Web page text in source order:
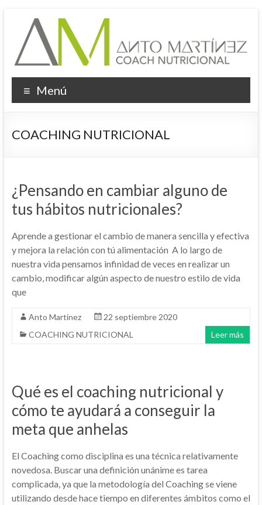
contenido
Menú
COACHING NUTRICIONAL
¿Pensando en cambiar alguno de
tus hábitos nutricionales?
Aprende a gestionar el cambio de manera sencilla y efectiva
y mejora la relación con tú alimentación A lo largo de
nuestra vida pensamos infinidad de veces en realizar un
cambio, modificar algún aspecto de nuestro estilo de vida
que
Anto Martínez
22 septiembre 2020
COACHING NUTRICIONAL
Leer más
Qué es el coaching nutricional y
cómo te ayudará a conseguir la
meta que anhelas
El Coaching como disciplina es una técnica relativamente
novedosa. Buscar una definición unánime es tarea
complicada, ya que la metodología del Coaching se viene
utilizando desde hace tiempo en diferentes ámbitos como el